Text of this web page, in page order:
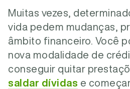
Muitas vezes,
vida pedem mudanças,
âmbito financeiro. Você
nova modalidade de
conseguir quitar
saldar dívidas e